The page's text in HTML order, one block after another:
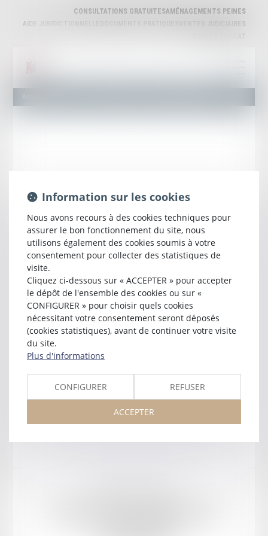
CONSULTATIONS GRATUITESAMÉNAGEMENTS PEINES
AIDE JURIDICTIONNELLE
VENTES JUDICIAIRES
Jean-ClaudeDISSES
près la cour d'appel d'AGEN
12 rue Frédéric Mistral
47520 LE PASSAGE
Tél : 06 07 81 82 56
Information sur les cookies
Nous avons recours à des cookies techniques pour
assurer le bon fonctionnement du site, nous
utilisons également des cookies soumis à votre
consentement pour collecter des statistiques de
visite.
Cliquez ci-dessous sur « ACCEPTER » pour accepter
le dépôt de l'ensemble des cookies ou sur «
CONFIGURER » pour choisir quels cookies
nécessitant votre consentement seront déposés
(cookies statistiques), avant de continuer votre visite
du site.
Plus d'informations
CONFIGURER REFUSER
ACCEPTER